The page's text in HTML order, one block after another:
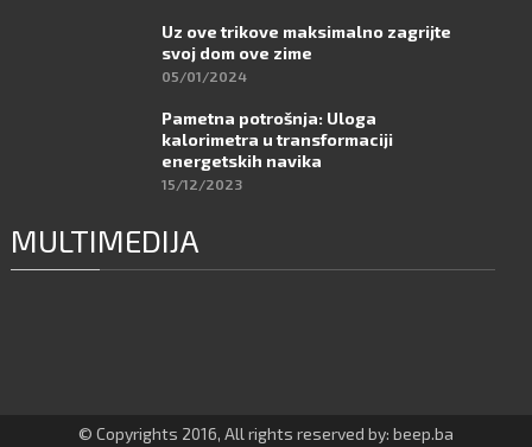
Uz ove trikove maksimalno zagrijte
svoj dom ove zime
05/01/2024
Pametna potrošnja: Uloga
kalorimetra u transformaciji
energetskih navika
15/12/2023
MULTIMEDIJA
© Copyrights 2016, All rights reserved by: beep.ba